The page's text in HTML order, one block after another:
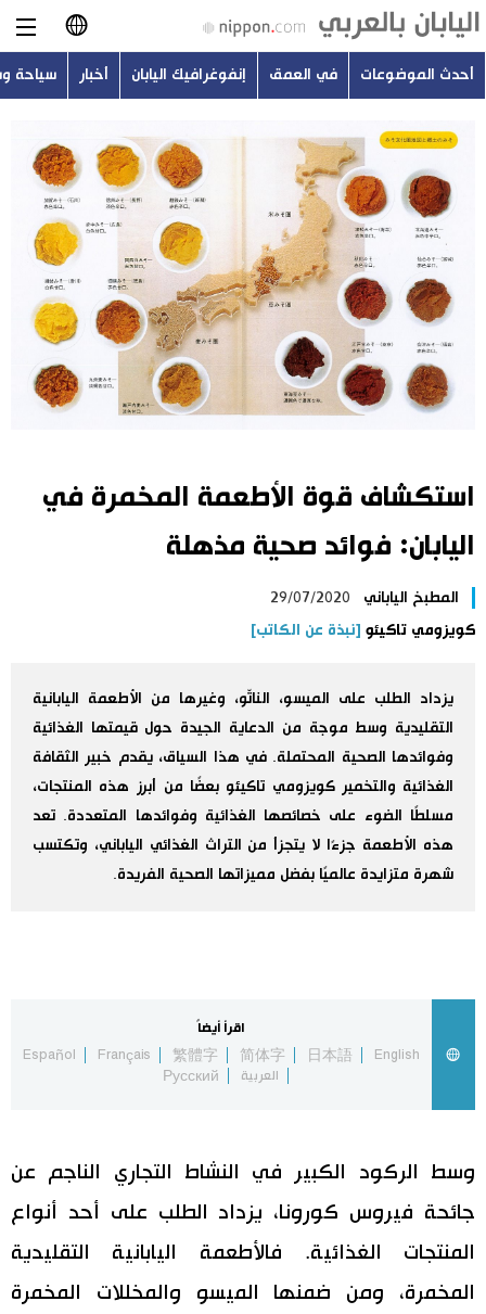
日本語
English
简体字
繁體字
Français
Español
Русский
أحدث الموضوعات
في العمق
إنفوغرافيك اليابان
أخبار
علوم وتكنولوجيا
الأقسام
صور
طوكيو
الأكثر تفاعلا
أحدث الموضوعات في العمق إنفوغرافيك اليابان أخبار سياحة
استكشاف قوة الأطعمة المخمرة في
اليابان: فوائد صحية مذهلة
المطبخ الياباني
29/07/2020
كويزومي تاكيئو [نبذة عن الكاتب]
يزداد الطلب على الميسو، الناتّو، وغيرها من الأطعمة اليابانية
التقليدية وسط موجة من الدعاية الجيدة حول قيمتها الغذائية
وفوائدها الصحية المحتملة. في هذا السياق، يقدم خبير الثقافة
الغذائية والتخمير كويزومي تاكيئو بعضًا من أبرز هذه المنتجات،
مسلطًا الضوء على خصائصها الغذائية وفوائدها المتعددة. تعد
هذه الأطعمة جزءًا لا يتجزأ من التراث الغذائي الياباني، وتكتسب
شهرة متزايدة عالميًا بفضل مميزاتها الصحية الفريدة.
اقرأ أيضاً
English
日本語
简体字
繁體字
Français
Español
العربية
Русский
وسط الركود الكبير في النشاط التجاري الناجم عن
جائحة فيروس كورونا، يزداد الطلب على أحد أنواع
المنتجات الغذائية. فالأطعمة اليابانية التقليدية
المخمرة، ومن ضمنها الميسو والمخللات المخمرة